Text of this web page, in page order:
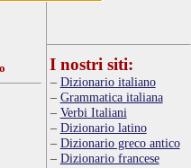
I nostri siti:
Dizionario italiano
Grammatica italiana
Verbi Italiani
Dizionario latino
Dizionario greco antico
Dizionario francese